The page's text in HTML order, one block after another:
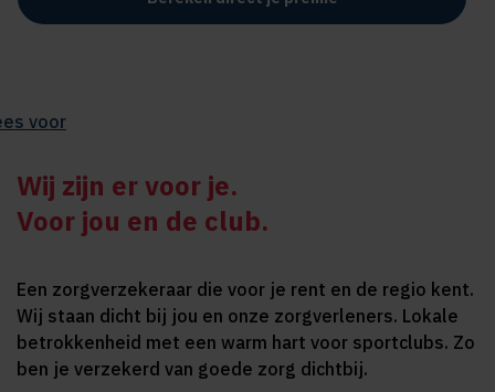
voor
Wij zijn er voor je.
Voor jou en de club.
Een zorgverzekeraar die voor je rent en de regio kent.
Wij staan dicht bij jou en onze zorgverleners. Lokale
betrokkenheid met een warm hart voor sportclubs. Zo
ben je verzekerd van goede zorg dichtbij.